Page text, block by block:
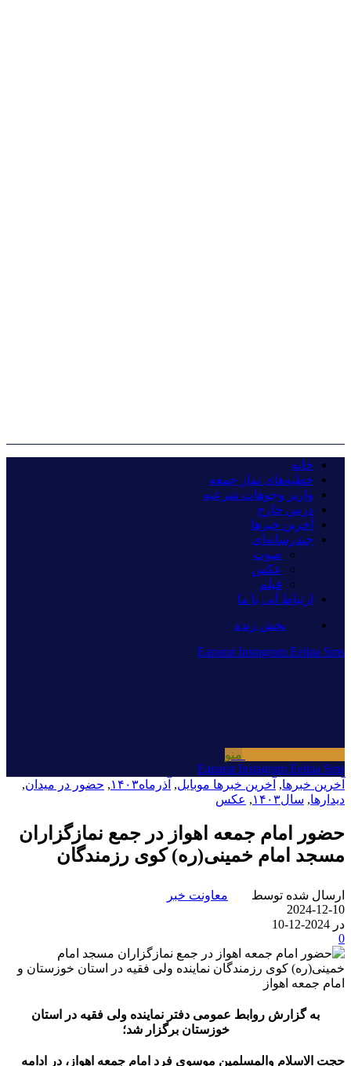
خانه
خطبه‌های نماز جمعه
واریز وجوهات شرعیه
درس خارج
آخرین خبرها
چندرسانه‌ای
صوت
عکس
فیلم
ارتباط آنی با ما
پخش زنده
Eaparat Instagram Eeitaa Sms
منو
Eaparat Instagram Eeitaa Sms
آخرین خبرها, آخرین خبرها موبایل, آذرماه۱۴۰۳ , حضور در میدان,
دیدارها, سال۱۴۰۳ , عکس
حضور امام جمعه اهواز در جمع نمازگزاران
مسجد امام خمینی(ره) کوی رزمندگان
ارسال شده توسط
معاونت خبر
2024-12-10
در 2024-12-10
0
به گزارش روابط عمومی دفتر نماینده ولی فقیه در استان
خوزستان برگزار شد؛
حجت الاسلام والمسلمین موسوی فرد امام جمعه اهواز، در ادامه